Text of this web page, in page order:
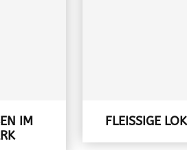
IM
FLEISSIGE